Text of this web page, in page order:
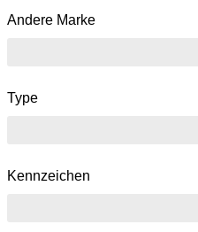
Andere Marke
Type
Kennzeichen